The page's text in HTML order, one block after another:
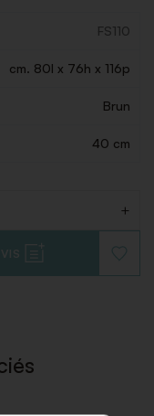
FS110
cm. 80l x 76h x 116p
Brun
40 cm
+
À